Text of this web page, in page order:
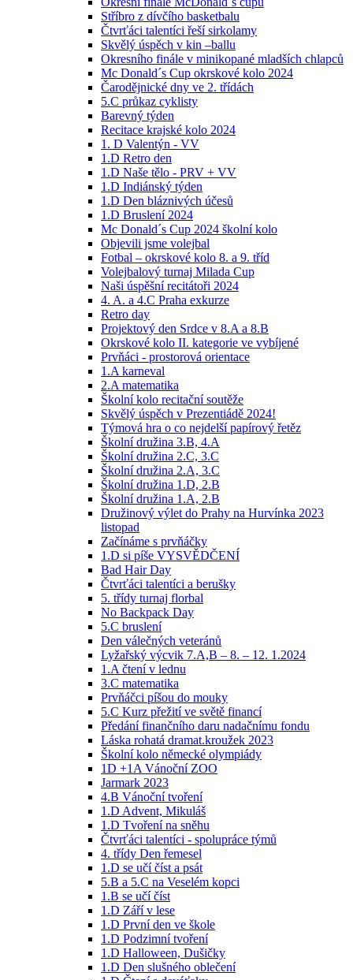
Stříbro z dívčího basketbalu
Čtvrťáci talentíci řeší sirkolamy
Skvělý úspěch v kin –ballu
Okresního finále v minikopané mladších chlapců
Mc Donald´s Cup okrskové kolo 2024
Čarodějnické dny ve 2. třídách
5.C průkaz cyklisty
Barevný týden
Recitace krajské kolo 2024
1. D Valentýn - VV
1.D Retro den
1.D Naše tělo - PRV + VV
1.D Indiánský týden
1.D Den bláznivých účesů
1.D Bruslení 2024
Mc Donald´s Cup 2024 školní kolo
Objevili jsme volejbal
Fotbal – okrskové kolo 8. a 9. tříd
Volejbalový turnaj Milada Cup
Naši úspěšní recitátoři 2024
4. A. a 4.C Praha exkurze
Retro day
Projektový den Srdce v 8.A a 8.B
Okrskové kolo II. kategorie ve vybíjené
Prvňáci - prostorová orientace
1.A karneval
2.A matematika
Školní kolo recitační soutěže
Skvělý úspěch v Prezentiádě 2024!
Týmová hra o co nejdelší papírový řetěz
Školní družina 3.B, 4.A
Školní družina 2.C, 3.C
Školní družina 2.A, 3.C
Školní družina 1.D, 2.B
Školní družina 1.A, 2.B
Družinový výlet do Prahy na Hurvínka 2023
listopad
Začínáme s prvňáčky
1.D si píše VYSVĚDČENÍ
Bad Hair Day
Čtvrťáci talentíci a berušky
5. třídy turnaj florbal
No Backpack Day
5.C bruslení
Den válečných veteránů
Lyžařský výcvik 7.A,B – 8. – 12. 1.2024
1.A čtení v lednu
3.C matematika
Prvňáčci píšou do mouky
5.C Kurz přežití ve světě financí
Předání finančního daru nadačnímu fondu
Láska rohatá dramat.kroužek 2023
Školní kolo německé olympiády
1D +1A Vánoční ZOO
Jarmark 2023
4.B Vánoční tvoření
1.D Advent, Mikuláš
1.D Tvoření na sněhu
Čtvrťáci talentíci - spolupráce týmů
4. třídy Den řemesel
1.D se učí číst a psát
5.B a 5.C na Veselém kopci
1.B se učí číst
1.D Září v lese
1.D První den ve škole
1.D Podzimní tvoření
1.D Halloween, Dušičky
1.D Den slušného oblečení